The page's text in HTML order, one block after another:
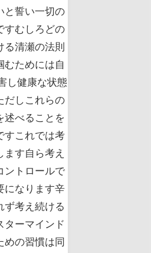
と誓い一切の
すむしろどの
清瀬の法則
むためには自
し健康な状態
だしこれらの
述べることを
すこれでは考
す自ら考え
ントロールで
になります辛
ず考え続ける
ターマインド
めの習慣は同